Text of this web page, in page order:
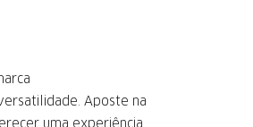
Aposte na
uma experiência